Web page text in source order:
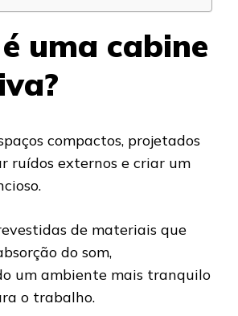
uma cabine
compactos, projetados
ruídos externos e criar um
de materiais que
do som,
um ambiente mais tranquilo
o trabalho.